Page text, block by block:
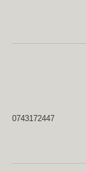
0743172447